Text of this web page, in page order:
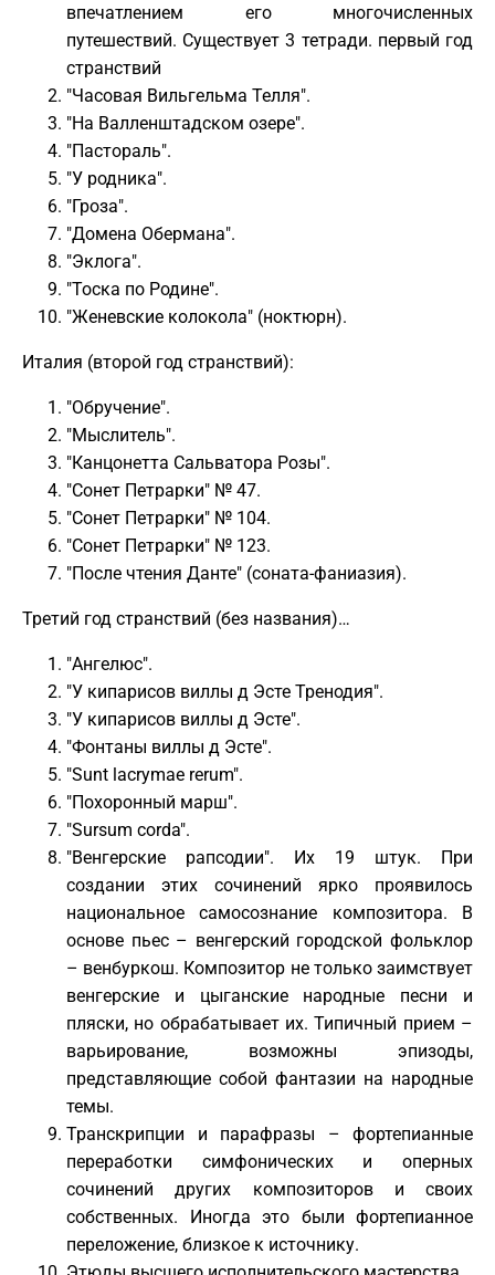
впечатлением его многочисленных
путешествий. Существует 3 тетради. первый год
странствий
"Часовая Вильгельма Телля".
"На Валленштадском озере".
"Пастораль".
"У родника".
"Гроза".
"Домена Обермана".
"Эклога".
"Тоска по Родине".
"Женевские колокола" (ноктюрн).
Италия (второй год странствий):
"Обручение".
"Мыслитель".
"Канцонетта Сальватора Розы".
"Сонет Петрарки" № 47.
"Сонет Петрарки" № 104.
"Сонет Петрарки" № 123.
"После чтения Данте" (соната-фаниазия).
Третий год странствий (без названия)…
"Ангелюс".
"У кипарисов виллы д Эсте Тренодия".
"У кипарисов виллы д Эсте".
"Фонтаны виллы д Эсте".
"Sunt lacrymae rerum".
"Похоронный марш".
"Sursum corda".
"Венгерские рапсодии". Их 19 штук. При
создании этих сочинений ярко проявилось
национальное самосознание композитора. В
основе пьес – венгерский городской фольклор
– венбуркош. Композитор не только заимствует
венгерские и цыганские народные песни и
пляски, но обрабатывает их. Типичный прием –
варьирование, возможны эпизоды,
представляющие собой фантазии на народные
темы.
Транскрипции и парафразы – фортепианные
переработки симфонических и оперных
сочинений других композиторов и своих
собственных. Иногда это были фортепианное
переложение, близкое к источнику.